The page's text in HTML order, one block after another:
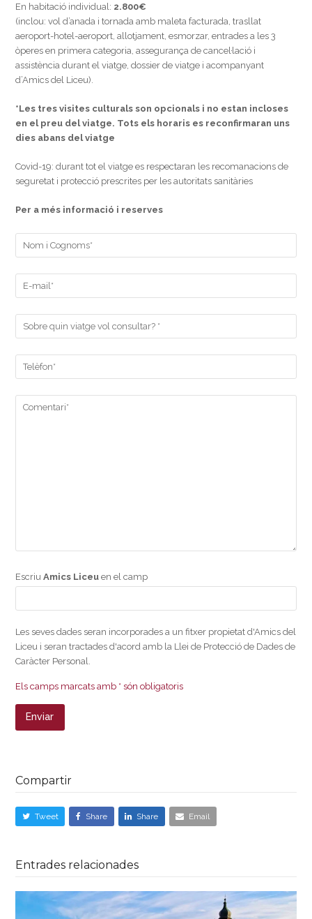
En habitació individual: 2.800€
(inclou: vol d’anada i tornada amb maleta facturada, trasllat
aeroport-hotel-aeroport, allotjament, esmorzar, entrades a les 3
òperes en primera categoria, assegurança de cancel·lació i
assistència durant el viatge, dossier de viatge i acompanyant
d’Amics del Liceu).
*Les tres visites culturals son opcionals i no estan incloses
en el preu del viatge. Tots els horaris es reconfirmaran uns
dies abans del viatge
Covid-19: durant tot el viatge es respectaran les recomanacions de
seguretat i protecció prescrites per les autoritats sanitàries
Per a més informació i reserves
EscriuAmics Liceu en el camp
Les seves dades seran incorporades a un fitxer propietat d'Amics del
Liceu i seran tractades d'acord amb la Llei de Protecció de Dades de
Caràcter Personal.
Els camps marcats amb * són obligatoris
Compartir
Tweet Share Share Email
Entrades relacionades